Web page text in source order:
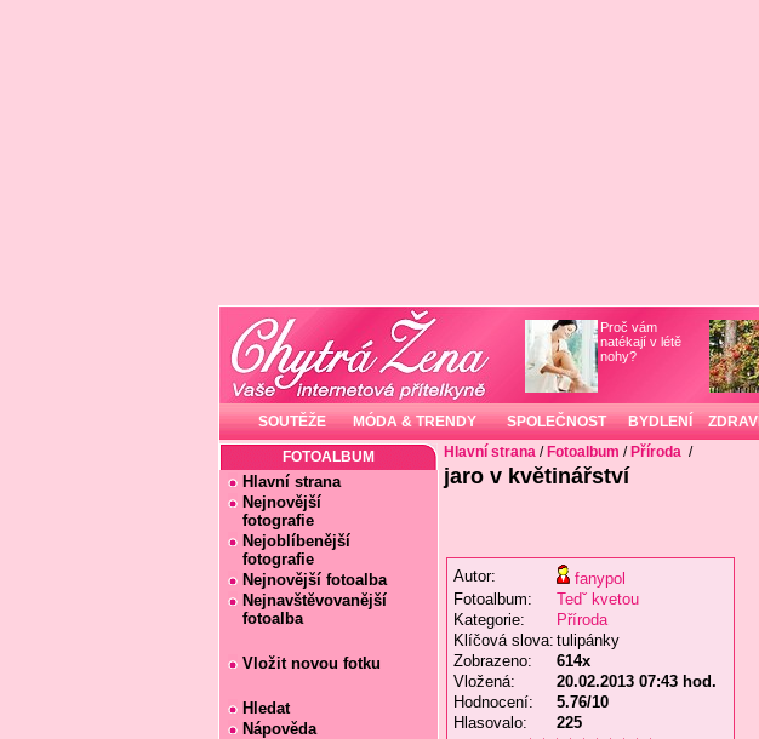
Proč vám
natékají v létě
nohy?
SOUTĚŽE MÓDA & TRENDY SPOLEČNOST BYDLENÍ ZDRAVÍ
FOTOALBUM
Hlavní strana
Nejnovější
fotografie
Nejoblíbenější
fotografie
Nejnovější fotoalba
Nejnavštěvovanější
fotoalba
Vložit novou fotku
Hledat
Nápověda
Hlavní strana/ Fotoalbum / Příroda /
jaro v květinářství
Autor:
fanypol
Fotoalbum:
Tedˇ kvetou
Kategorie:
Příroda
Klíčová slova: tulipánky
Zobrazeno:
614x
Vložená:
20.02.2013 07:43 hod.
Hodnocení:
5.76/10
Hlasovalo:
225